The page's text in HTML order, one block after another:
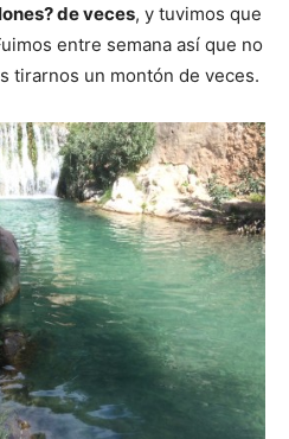
de veces, y tuvimos que
entre semana así que no
tirarnos un montón de veces.